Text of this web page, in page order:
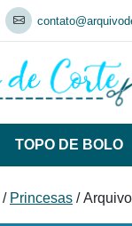
TOPO DE BOLO
/ Princesas /